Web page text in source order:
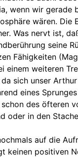
wenn wir gerade
wären. Die
Was nervt ist,
seine
Fähigkeiten
einem weiteren
da sich unser
eines
des öfteren
oder in den
auf die
keinen positiven